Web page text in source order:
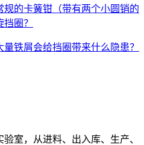
规的卡簧钳（带有两个小圆销的
圈？
铁屑会给挡圈带来什么隐患？
室，从进料、出入库、生产、